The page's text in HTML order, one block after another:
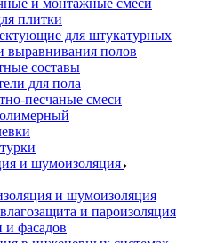
и монтажные смеси
плитки
для штукатурных
выравнивания полов
составы
для пола
песчаные смеси
и шумоизоляция
и шумоизоляция
и пароизоляция
и фасадов